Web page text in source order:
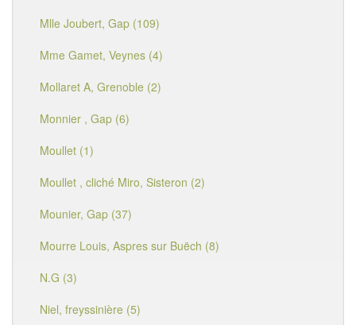
Mlle Joubert, Gap (109)
Mme Gamet, Veynes (4)
Mollaret A, Grenoble (2)
Monnier , Gap (6)
Moullet (1)
Moullet , cliché Miro, Sisteron (2)
Mounier, Gap (37)
Mourre Louis, Aspres sur Buëch (8)
N.G (3)
Niel, freyssinière (5)